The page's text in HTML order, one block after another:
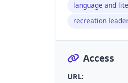
language and
recreation
Access
URL: